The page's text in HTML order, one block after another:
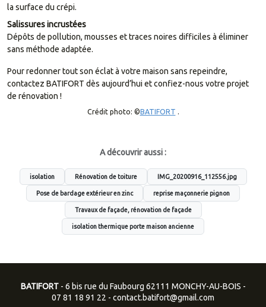
la surface du crépi.
Salissures incrustées
Dépôts de pollution, mousses et traces noires difficiles à éliminer
sans méthode adaptée.
Pour redonner tout son éclat à votre maison sans repeindre,
contactez BATIFORT dès aujourd’hui et confiez-nous votre projet
de rénovation !
Crédit photo: ©BATIFORT .
A découvrir aussi :
isolation Rénovation de toiture IMG_20200916_112556.jpg
Pose de bardage extérieur en zinc reprise maçonnerie pignon
Travaux de façade, rénovation de façade
isolation thermique porte maison ancienne
BATIFORT- 6 bis rue du Faubourg 62111 MONCHY-AU-BOIS -
07 81 18 91 22 - contact.batifort@gmail.com